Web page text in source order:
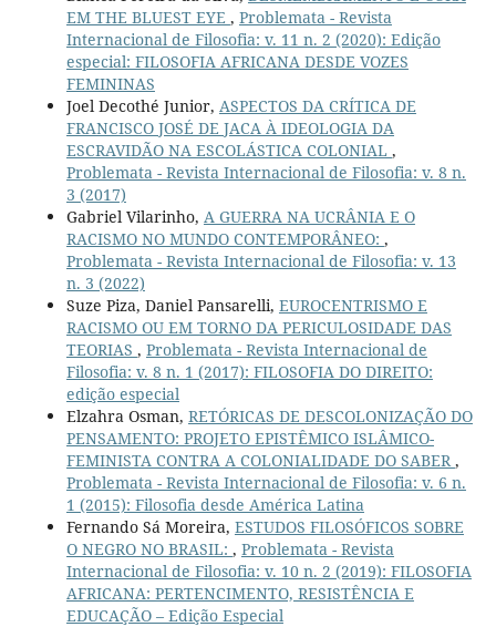
EM THE BLUEST EYE , Problemata - Revista
Internacional de Filosofia: v. 11 n. 2 (2020): Edição
especial: FILOSOFIA AFRICANA DESDE VOZES
FEMININAS
Joel Decothé Junior, ASPECTOS DA CRÍTICA DE
FRANCISCO JOSÉ DE JACA À IDEOLOGIA DA
ESCRAVIDÃO NA ESCOLÁSTICA COLONIAL ,
Problemata - Revista Internacional de Filosofia: v. 8 n.
3 (2017)
Gabriel Vilarinho, A GUERRA NA UCRÂNIA E O
RACISMO NO MUNDO CONTEMPORÂNEO: ,
Problemata - Revista Internacional de Filosofia: v. 13
n. 3 (2022)
Suze Piza, Daniel Pansarelli, EUROCENTRISMO E
RACISMO OU EM TORNO DA PERICULOSIDADE DAS
TEORIAS , Problemata - Revista Internacional de
Filosofia: v. 8 n. 1 (2017): FILOSOFIA DO DIREITO:
edição especial
Elzahra Osman, RETÓRICAS DE DESCOLONIZAÇÃO DO
PENSAMENTO: PROJETO EPISTÊMICO ISLÂMICO-
FEMINISTA CONTRA A COLONIALIDADE DO SABER ,
Problemata - Revista Internacional de Filosofia: v. 6 n.
1 (2015): Filosofia desde América Latina
Fernando Sá Moreira, ESTUDOS FILOSÓFICOS SOBRE
O NEGRO NO BRASIL: , Problemata - Revista
Internacional de Filosofia: v. 10 n. 2 (2019): FILOSOFIA
AFRICANA: PERTENCIMENTO, RESISTÊNCIA E
EDUCAÇÃO – Edição Especial